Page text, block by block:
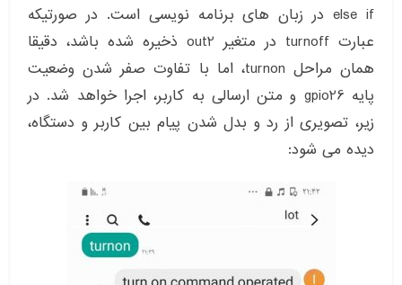
else if در زبان های برنامه نویسی است. در صورتیکه
عبارت turnoff در متغیر out2 ذخیره شده باشد، دقیقا
همان مراحل turnon، اما با تفاوت صفر شدن وضعیت
پایه gpio26 و متن ارسالی به کاربر، اجرا خواهد شد. در
زیر، تصویری از رد و بدل شدن پیام بین کاربر و دستگاه،
دیده می شود: